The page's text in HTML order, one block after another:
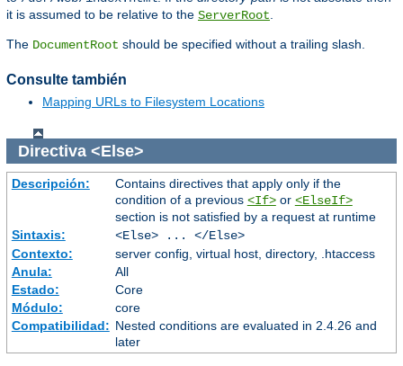
it is assumed to be relative to the ServerRoot
The DocumentRoot should be specified without a trailing slash.
Consulte también
Mapping URLs to Filesystem Locations
Directiva <Else>
Descripción:
Contains directives that apply only if the
condition of a previous <If>or <ElseIf>
section is not satisfied by a request at runtime
Sintaxis:
<Else> ... </Else>
Contexto:
server config, virtual host, directory, .htaccess
Anula:
All
Estado:
Core
Módulo:
core
Compatibilidad: Nested conditions are evaluated in 2.4.26 and
later